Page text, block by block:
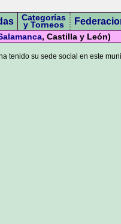
Categorías
y Torneos
, Castilla y León)
tenido su sede social en este